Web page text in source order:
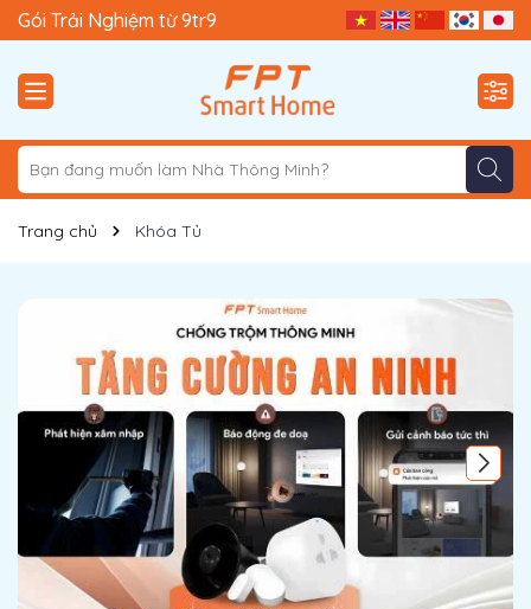
Gói Trải Nghiệm từ 9tr9
Trang chủ Khóa Tủ